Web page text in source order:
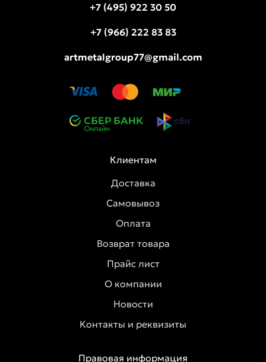
+7 (495) 922 30 50
+7 (966) 222 83 83
artmetalgroup77@gmail.com
Клиентам
Доставка
Самовывоз
Оплата
Возврат товара
Прайс лист
О компании
Новости
Контакты и реквизиты
Правовая информация